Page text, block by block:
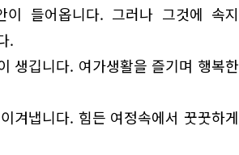
들어옵니다. 그러나 그것에 속지
.
생깁니다. 여가생활을 즐기며 행복한
겨냅니다. 힘든 여정속에서 꿋꿋하게